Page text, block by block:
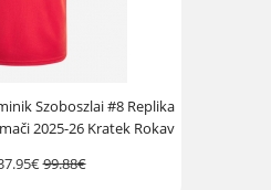
Szoboszlai #8 Replika
2025-26 Kratek Rokav
99.88€